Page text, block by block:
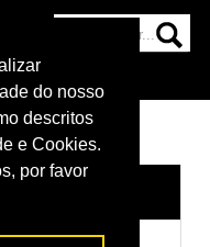
do nosso
descritos
e Cookies.
por favor